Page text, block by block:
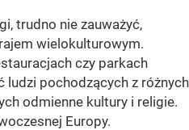
trudno nie zauważyć,
wielokulturowym.
czy parkach
ludzi pochodzących z różnych
odmienne kultury i religie.
Europy.